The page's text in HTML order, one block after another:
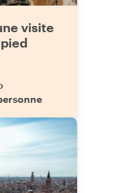
visite